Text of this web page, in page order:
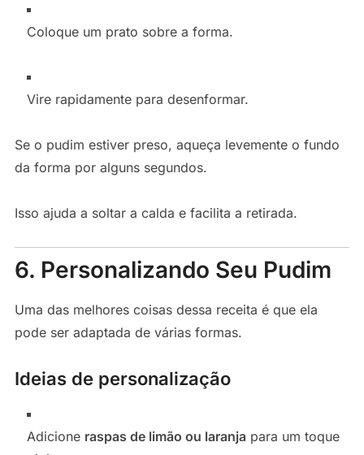
Coloque um prato sobre a forma.
Vire rapidamente para desenformar.
Se o pudim estiver preso, aqueça levemente o fundo
da forma por alguns segundos.
Isso ajuda a soltar a calda e facilita a retirada.
6. Personalizando Seu Pudim
Uma das melhores coisas dessa receita é que ela
pode ser adaptada de várias formas.
Ideias de personalização
Adicione raspas de limão ou laranja para um toque